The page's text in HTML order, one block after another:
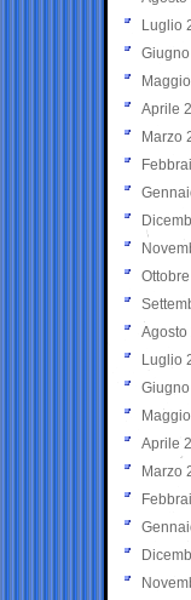
Luglio
Aprile
Marzo
Agosto
Luglio
Aprile
Marzo